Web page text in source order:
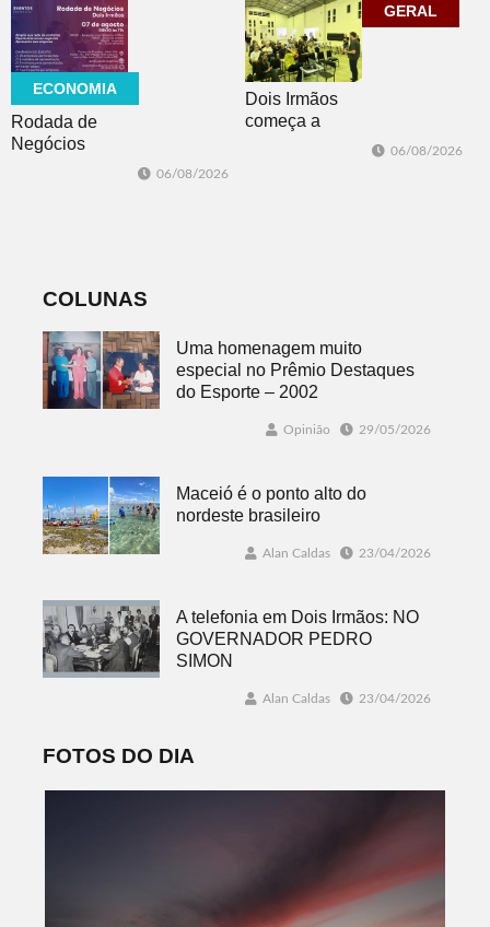
acadêmica em
debate sobre o
feminicídio
ECONOMIA
Rodada de
Negócios
06/08/2026
GERAL
Dois Irmãos
começa a
06/08/2026
COLUNAS
Uma homenagem muito
especial no Prêmio Destaques
do Esporte – 2002
Opinião 29/05/2026
Maceió é o ponto alto do
nordeste brasileiro
Alan Caldas 23/04/2026
A telefonia em Dois Irmãos: NO
GOVERNADOR PEDRO
SIMON
Alan Caldas 23/04/2026
FOTOS DO DIA